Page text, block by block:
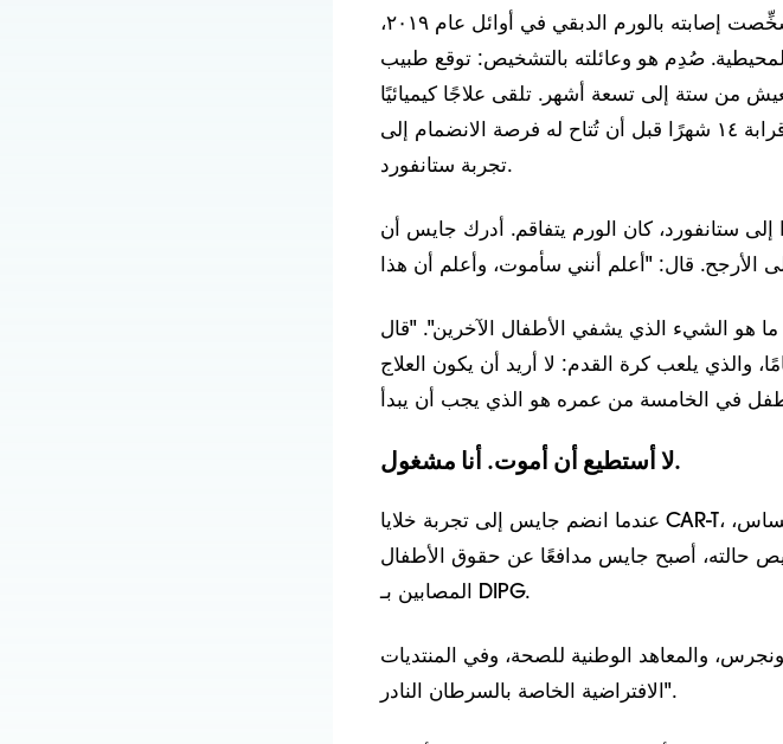
كان جايس في العشرين من عمره عندما شُخِّصت إصابته بالورم الدبقي في أوائل عام ٢٠١٩،
صُدِم هو وعائلته بالتشخيص: توقع طبيب
من ستة إلى تسعة أشهر. تلقى علاجًا كيميائيًا
تجريبيًا بدافع الشفقة، وعاش مع المرض قرابة ١٤ شهرًا قبل أن تُتاح له فرصة الانضمام إلى
تجربة ستانفورد.
ستانفورد، كان الورم يتفاقم. أدرك جايس أن
هو الشيء الذي يشفي الأطفال الآخرين". "قال
اللاعب القوي، البالغ من العمر 21 عامًا، والذي يلعب كرة القدم: لا أريد أن يكون العلاج
لا أستطيع أن أموت. أنا مشغول.
عندما انضم جايس إلى تجربة خلايا CAR-T، كان طالبًا في السنة الثالثة بجامعة ولاية كانساس،
حالته، أصبح جايس مدافعًا عن حقوق الأطفال
المصابين بـ DIPG.
والمعاهد الوطنية للصحة، وفي المنتديات
الافتراضية الخاصة بالسرطان النادر".